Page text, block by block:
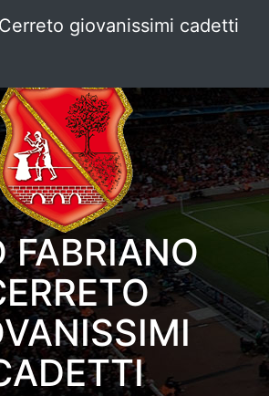
giovanissimi cadetti
FABRIANO